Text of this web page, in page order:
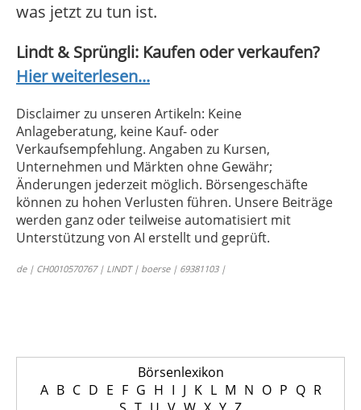
was jetzt zu tun ist.
Lindt & Sprüngli: Kaufen oder verkaufen?
Hier weiterlesen...
Disclaimer zu unseren Artikeln: Keine
Anlageberatung, keine Kauf- oder
Verkaufsempfehlung. Angaben zu Kursen,
Unternehmen und Märkten ohne Gewähr;
Änderungen jederzeit möglich. Börsengeschäfte
können zu hohen Verlusten führen. Unsere Beiträge
werden ganz oder teilweise automatisiert mit
Unterstützung von AI erstellt und geprüft.
de | CH0010570767 | LINDT | boerse | 69381103 |
Börsenlexikon
A B C D E F G H I J K L M N O P Q R